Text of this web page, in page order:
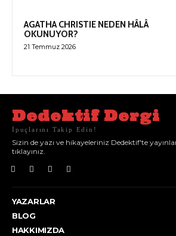
AGATHA CHRISTIE NEDEN HÂLÂ
OKUNUYOR?
21 Temmuz 2026
Dedektif Dergi
İpuçlarını Takip Edin!
Sizin de yazı ve hikayeleriniz Dedektif'te
tıklayınız.
YAZARLAR
BLOG
HAKKIMIZDA